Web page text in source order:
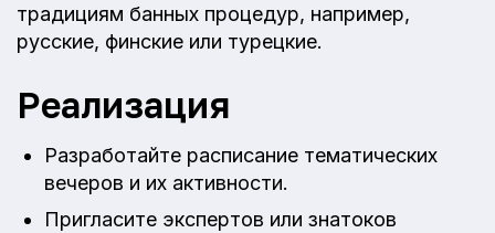
традициям банных процедур, например,
русские, финские или турецкие.
Реализация
Разработайте расписание тематических
вечеров и их активности.
Пригласите экспертов или знатоков